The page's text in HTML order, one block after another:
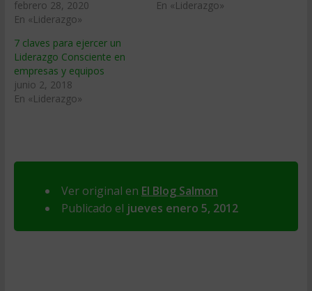
febrero 28, 2020
En «Liderazgo»
En «Liderazgo»
7 claves para ejercer un
Liderazgo Consciente en
empresas y equipos
junio 2, 2018
En «Liderazgo»
Ver original en El Blog Salmon
Publicado el jueves enero 5, 2012